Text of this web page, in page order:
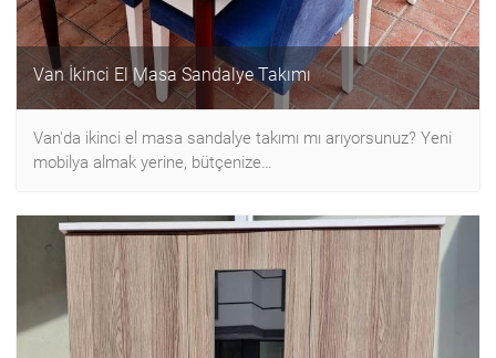
Van İkinci El Masa Sandalye Takımı
Van'da ikinci el masa sandalye takımı mı arıyorsunuz? Yeni
mobilya almak yerine, bütçenize…